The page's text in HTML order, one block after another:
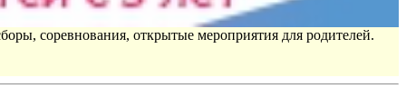
соревнования, открытые мероприятия для родителей.